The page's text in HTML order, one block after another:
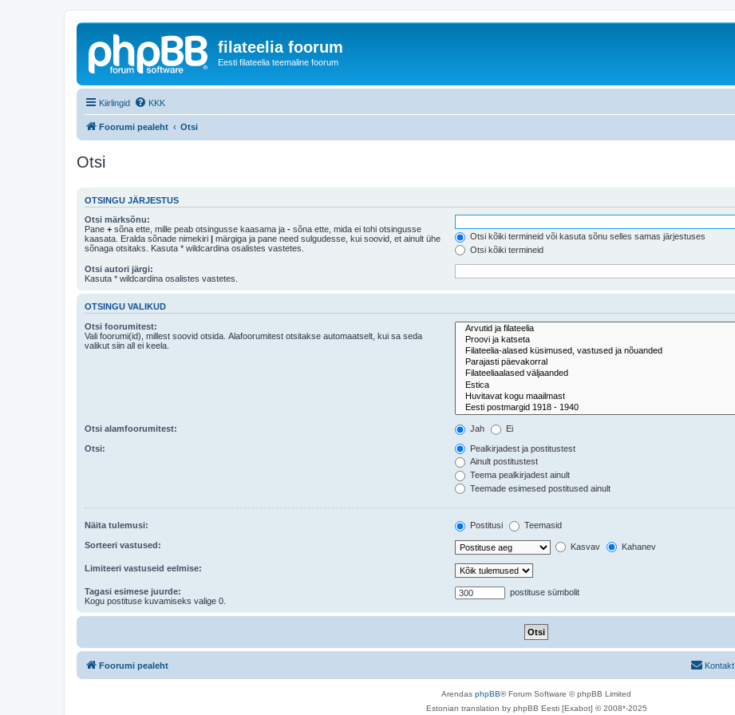
filateelia foorum
Eesti filateelia teemaline foorum
Kiirlingid KKK
Foorumi pealeht Otsi
Otsi
OTSINGU JÄRJESTUS
Otsi märksõnu:
Pane + sõna ette, mille peab otsingusse kaasama ja - sõna ette, mida ei tohi otsingusse
kaasata. Eralda sõnade nimekiri | märgiga ja pane need sulgudesse, kui soovid, et ainult ühe
sõnaga otsitaks. Kasuta * wildcardina osalistes vastetes.
Otsi kõiki termineid või kasuta sõnu selles samas järjestuses
Otsi kõiki termineid
Otsi autori järgi:
Kasuta * wildcardina osalistes vastetes.
OTSINGU VALIKUD
Otsi foorumitest:
Vali foorumi(id), millest soovid otsida. Alafoorumitest otsitakse automaatselt, kui sa seda
valikut siin all ei keela.
Otsi alamfoorumitest: Jah Ei
Otsi:
Pealkirjadest ja postitustest
Ainult postitustest
Teema pealkirjadest ainult
Teemade esimesed postitused ainult
Näita tulemusi: Postitusi Teemasid
Sorteeri vastused: Kasvav Kahanev
Limiteeri vastuseid eelmise:
Tagasi esimese juurde:
Kogu postituse kuvamiseks valige 0.
postituse sümbolit
Foorumi pealeht Kontakt
Arendas phpBB® Forum Software © phpBB Limited
Estonian translation by phpBB Eesti [Exabot] © 2008*-2025